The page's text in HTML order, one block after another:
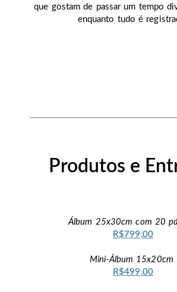
que gostam de passar um tempo
enquanto tudo é
Produtos e
Álbum 25x30cm com 20
R$799,00
Mini-Álbum 15x20cm
R$499,00